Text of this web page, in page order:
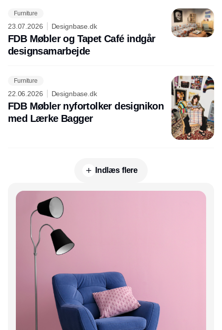
Furniture
23.07.2026 Designbase.dk
FDB Møbler og Tapet Café indgår
designsamarbejde
Furniture
22.06.2026 Designbase.dk
FDB Møbler nyfortolker designikon
med Lærke Bagger
Indlæs flere
Annonce